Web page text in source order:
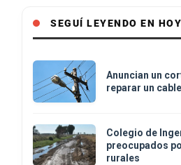
SEGUÍ LEYENDO EN
Anuncian un
reparar un
Colegio de
preocupados
rurales